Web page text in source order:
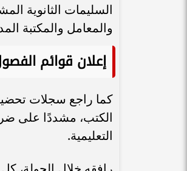
السليمات الثانوية
والمعامل والمكتبة
إعلان قوائم
كما راجع سجلات
الكتب، مشددًا على
التعليمية.